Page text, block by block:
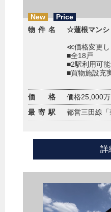
New
Price
物件名
☆蓮根マン
≪価格変更
■全18戸
■2駅利用可能
■買物施設充
価 格
価格25,000
最寄駅
都営三田線
詳